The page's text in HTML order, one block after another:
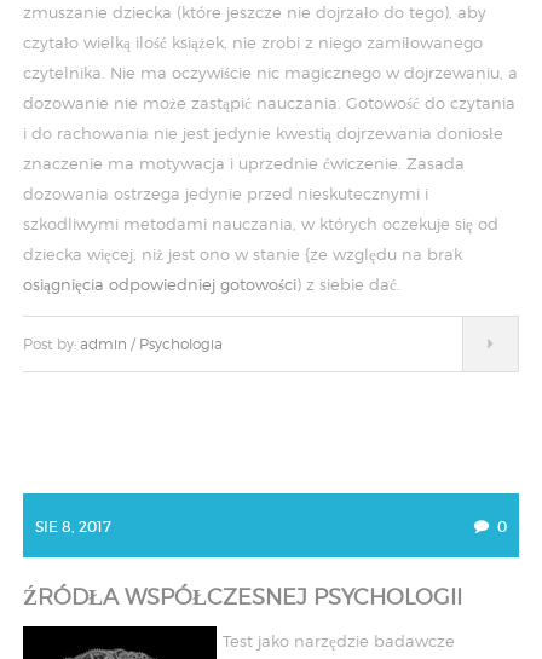
zmuszanie dziecka (które jeszcze nie dojrzało do tego), aby
czytało wielką ilość książek, nie zrobi z niego zamiłowanego
czytelnika. Nie ma oczywiście nic magicznego w dojrzewaniu, a
dozowanie nie może zastąpić nauczania. Gotowość do czytania
i do rachowania nie jest jedynie kwestią dojrzewania doniosłe
znaczenie ma motywacja i uprzednie ćwiczenie. Zasada
dozowania ostrzega jedynie przed nieskutecznymi i
szkodliwymi metodami nauczania, w których oczekuje się od
dziecka więcej, niż jest ono w stanie {ze względu na brak
osiągnięcia odpowiedniej gotowości) z siebie dać.
Post by: admin / Psychologia
SIE 8, 2017 0
ŹRÓDŁA WSPÓŁCZESNEJ PSYCHOLOGII
Test jako narzędzie badawcze